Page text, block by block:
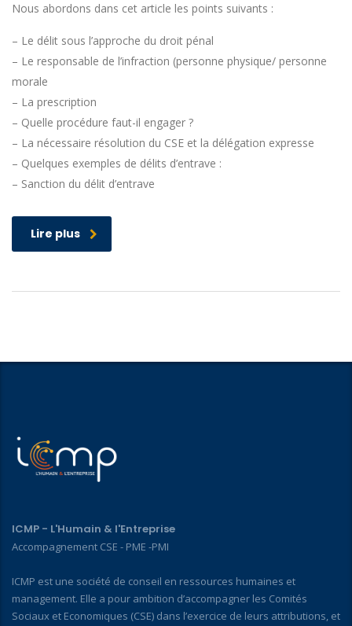
Nous abordons dans cet article les points suivants :
– Le délit sous l’approche du droit pénal
– Le responsable de l’infraction (personne physique/ personne
morale
– La prescription
– Quelle procédure faut-il engager ?
– La nécessaire résolution du CSE et la délégation expresse
– Quelques exemples de délits d’entrave :
– Sanction du délit d’entrave
Lire plus
ICMP - L'Humain & l'Entreprise
Accompagnement CSE - PME -PMI
ICMP est une société de conseil en ressources humaines et
management. Elle a pour ambition d’accompagner les Comités
Sociaux et Economiques (CSE) dans l’exercice de leurs attributions, et